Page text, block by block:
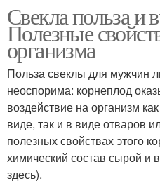
Свекла польза и
Полезные
организма
Польза свеклы для мужчин
неоспорима: корнеплод
воздействие на организм
виде, так и в виде отваров
полезных свойствах этого
химический состав сырой и
здесь).